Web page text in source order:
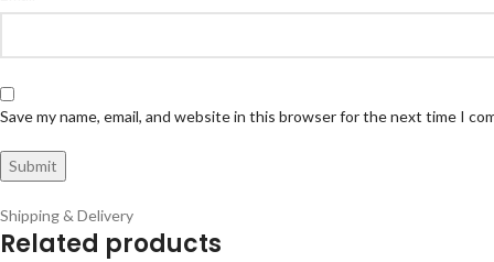
Save my name, email, and website in this browser for the next time I
Shipping & Delivery
Related products